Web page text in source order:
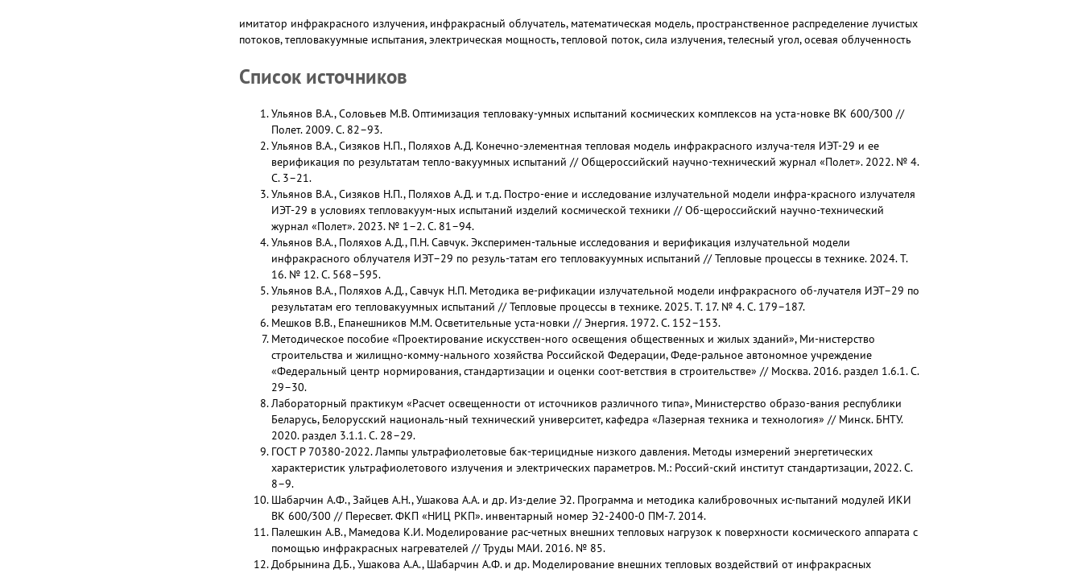
имитатор инфракрасного излучения, инфракрасный облучатель, математическая модель, пространственное распределение лучистых
потоков, тепловакуумные испытания, электрическая мощность, тепловой поток, сила излучения, телесный угол, осевая облученность
Список источников
Ульянов В.А., Соловьев М.В. Оптимизация тепловаку-умных испытаний космических комплексов на уста-новке ВК 600/300 //
Полет. 2009. С. 82–93.
Ульянов В.А., Сизяков Н.П., Поляхов А.Д. Конечно-элементная тепловая модель инфракрасного излуча-теля ИЭТ-29 и ее
верификация по результатам тепло-вакуумных испытаний // Общероссийский научно-технический журнал «Полет». 2022. № 4.
С. 3–21.
Ульянов В.А., Сизяков Н.П., Поляхов А.Д. и т.д. Постро-ение и исследование излучательной модели инфра-красного излучателя
ИЭТ-29 в условиях тепловакуум-ных испытаний изделий космической техники // Об-щероссийский научно-технический
журнал «Полет». 2023. № 1–2. С. 81–94.
Ульянов В.А., Поляхов А.Д., П.Н. Савчук. Эксперимен-тальные исследования и верификация излучательной модели
инфракрасного облучателя ИЭТ–29 по резуль-татам его тепловакуумных испытаний // Тепловые процессы в технике. 2024. Т.
16. № 12. С. 568–595.
Ульянов В.А., Поляхов А.Д., Савчук Н.П. Методика ве-рификации излучательной модели инфракрасного об-лучателя ИЭТ–29 по
результатам его тепловакуумных испытаний // Тепловые процессы в технике. 2025. Т. 17. № 4. С. 179–187.
Мешков В.В., Епанешников М.М. Осветительные уста-новки // Энергия. 1972. С. 152–153.
Методическое пособие «Проектирование искусствен-ного освещения общественных и жилых зданий», Ми-нистерство
строительства и жилищно-комму-нального хозяйства Российской Федерации, Феде-ральное автономное учреждение
«Федеральный центр нормирования, стандартизации и оценки соот-ветствия в строительстве» // Москва. 2016. раздел 1.6.1. С.
29–30.
Лабораторный практикум «Расчет освещенности от источников различного типа», Министерство образо-вания республики
Беларусь, Белорусский националь-ный технический университет, кафедра «Лазерная техника и технология» // Минск. БНТУ.
2020. раздел 3.1.1. С. 28–29.
ГОСТ Р 70380-2022. Лампы ультрафиолетовые бак-терицидные низкого давления. Методы измерений энергетических
характеристик ультрафиолетового излучения и электрических параметров. М.: Россий-ский институт стандартизации, 2022. С.
8–9.
Шабарчин А.Ф., Зайцев А.Н., Ушакова А.А. и др. Из-делие Э2. Программа и методика калибровочных ис-пытаний модулей ИКИ
ВК 600/300 // Пересвет. ФКП «НИЦ РКП». инвентарный номер Э2-2400-0 ПМ-7. 2014.
Палешкин А.В., Мамедова К.И. Моделирование рас-четных внешних тепловых нагрузок к поверхности космического аппарата с
помощью инфракрасных нагревателей // Труды МАИ. 2016. № 85.
Добрынина Д.Б., Ушакова А.А., Шабарчин А.Ф. и др. Моделирование внешних тепловых воздействий от инфракрасных